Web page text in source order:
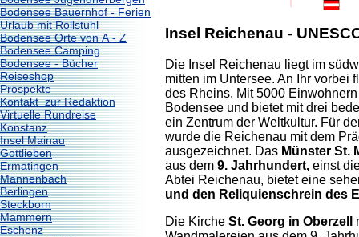
Bodensee Bauernhof - Ferien
Urlaub mit Rollstuhl
Bodensee Orte von A - Z
Bodensee Camping
Bodensee - Bücher
Reiseshop
Prospekte
Kontakt zur Redaktion
Virtuelle Rundreise
Konstanz
Insel Mainau
Gottlieben
Ermatingen
Mannenbach
Berlingen
Steckborn
Mammern
Eschenz
Insel Reichenau -
Die Insel Reichenau liegt im
mitten im Untersee. An Ihr vorbei
des Rheins. Mit 5000
Bodensee und bietet mit drei
ein Zentrum der Weltkultur. Für
wurde die Reichenau mit dem
ausgezeichnet. Das Münster St.
aus dem 9. Jahrhundert, einst
Abtei Reichenau, bietet eine
und den Reliquienschrein des
Die Kirche St. Georg in Oberzell